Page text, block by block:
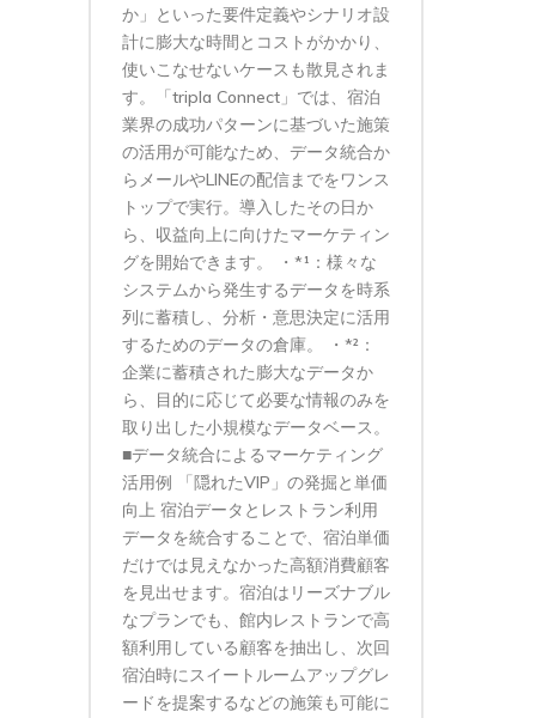
か」といった要件定義やシナリオ設
計に膨大な時間とコストがかかり、
使いこなせないケースも散見されま
す。「tripla Connect」では、宿泊
業界の成功パターンに基づいた施策
の活用が可能なため、データ統合か
らメールやLINEの配信までをワンス
トップで実行。導入したその日か
ら、収益向上に向けたマーケティン
グを開始できます。 ・*¹：様々な
システムから発生するデータを時系
列に蓄積し、分析・意思決定に活用
するためのデータの倉庫。 ・*²：
企業に蓄積された膨大なデータか
ら、目的に応じて必要な情報のみを
取り出した小規模なデータベース。
■データ統合によるマーケティング
活用例 「隠れたVIP」の発掘と単価
向上 宿泊データとレストラン利用
データを統合することで、宿泊単価
だけでは見えなかった高額消費顧客
を見出せます。宿泊はリーズナブル
なプランでも、館内レストランで高
額利用している顧客を抽出し、次回
宿泊時にスイートルームアップグレ
ードを提案するなどの施策も可能に